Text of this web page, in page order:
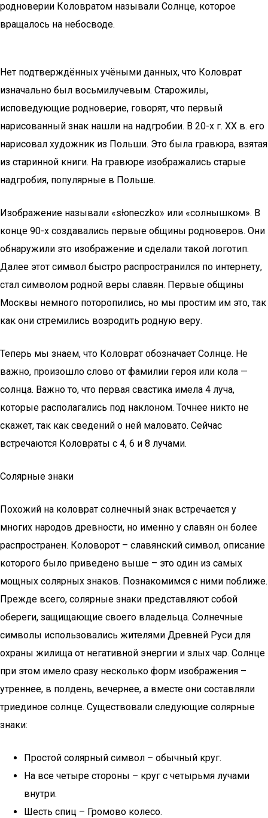
родноверии Коловратом называли Солнце, которое
вращалось на небосводе.
Нет подтверждённых учёными данных, что Коловрат
изначально был восьмилучевым. Старожилы,
исповедующие родноверие, говорят, что первый
нарисованный знак нашли на надгробии. В 20-х г. XX в. его
нарисовал художник из Польши. Это была гравюра, взятая
из старинной книги. На гравюре изображались старые
надгробия, популярные в Польше.
Изображение называли «słoneczko» или «солнышком». В
конце 90-х создавались первые общины родноверов. Они
обнаружили это изображение и сделали такой логотип.
Далее этот символ быстро распространился по интернету,
стал символом родной веры славян. Первые общины
Москвы немного поторопились, но мы простим им это, так
как они стремились возродить родную веру.
Теперь мы знаем, что Коловрат обозначает Солнце. Не
важно, произошло слово от фамилии героя или кола —
солнца. Важно то, что первая свастика имела 4 луча,
которые располагались под наклоном. Точнее никто не
скажет, так как сведений о ней маловато. Сейчас
встречаются Коловраты с 4, 6 и 8 лучами.
Солярные знаки
Похожий на коловрат солнечный знак встречается у
многих народов древности, но именно у славян он более
распространен. Коловорот – славянский символ, описание
которого было приведено выше – это один из самых
мощных солярных знаков. Познакомимся с ними поближе.
Прежде всего, солярные знаки представляют собой
обереги, защищающие своего владельца. Солнечные
символы использовались жителями Древней Руси для
охраны жилища от негативной энергии и злых чар. Солнце
при этом имело сразу несколько форм изображения –
утреннее, в полдень, вечернее, а вместе они составляли
триединое солнце. Существовали следующие солярные
знаки:
Простой солярный символ – обычный круг.
На все четыре стороны – круг с четырьмя лучами
внутри.
Шесть спиц – Громово колесо.